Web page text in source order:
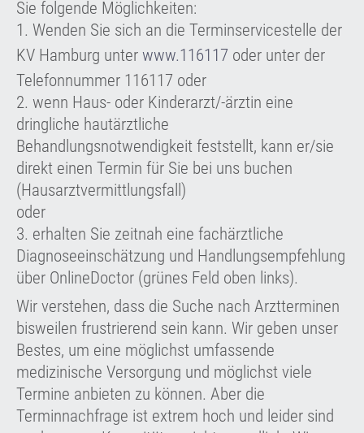
Sie folgende Möglichkeiten:
1. Wenden Sie sich an die Terminservicestelle der
KV Hamburg unter www.116117 oder unter der
Telefonnummer 116117 oder
2. wenn Haus- oder Kinderarzt/-ärztin eine
dringliche hautärztliche
Behandlungsnotwendigkeit feststellt, kann er/sie
direkt einen Termin für Sie bei uns buchen
(Hausarztvermittlungsfall)
oder
3. erhalten Sie zeitnah eine fachärztliche
Diagnoseeinschätzung und Handlungsempfehlung
über OnlineDoctor (grünes Feld oben links).
Wir verstehen, dass die Suche nach Arztterminen
bisweilen frustrierend sein kann. Wir geben unser
Bestes, um eine möglichst umfassende
medizinische Versorgung und möglichst viele
Termine anbieten zu können. Aber die
Terminnachfrage ist extrem hoch und leider sind